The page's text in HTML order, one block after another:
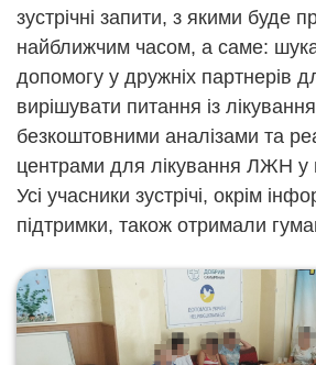
зустрічні запити, з якими буде
найближчим часом, а саме:
допомогу у дружніх партнерів
вирішувати питання із
безкоштовними аналізами та
центрами для лікування ЛЖН у
Усі учасники зустрічі, окрім
підтримки, також отримали